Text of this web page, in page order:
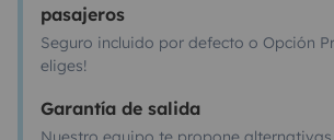
pasajeros
Seguro incluido por defecto o Opción
eliges!
Garantía de salida